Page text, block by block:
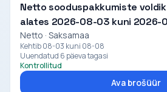
Netto sooduspakkumiste
alates 2026-08-03 kuni 2026-
Netto · Saksamaa
Kehtib 08-03 kuni 08-08
Uuendatud 6 päeva tagasi
Kontrollitud
Ava brošüür